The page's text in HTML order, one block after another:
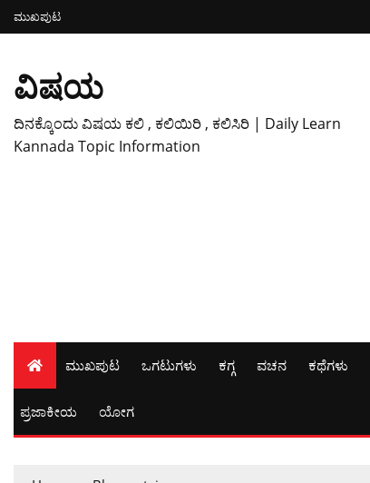
ಮುಖಪುಟ
ವಿಷಯ
ದಿನಕ್ಕೊಂದು ವಿಷಯ ಕಲಿ , ಕಲಿಯಿರಿ , ಕಲಿಸಿರಿ | Daily Learn
Kannada Topic Information
ಮುಖಪುಟ ಒಗಟುಗಳು ಕಗ್ಗ ವಚನ ಕಥೆಗಳು
ಪ್ರಜಾಕೀಯ ಯೋಗ